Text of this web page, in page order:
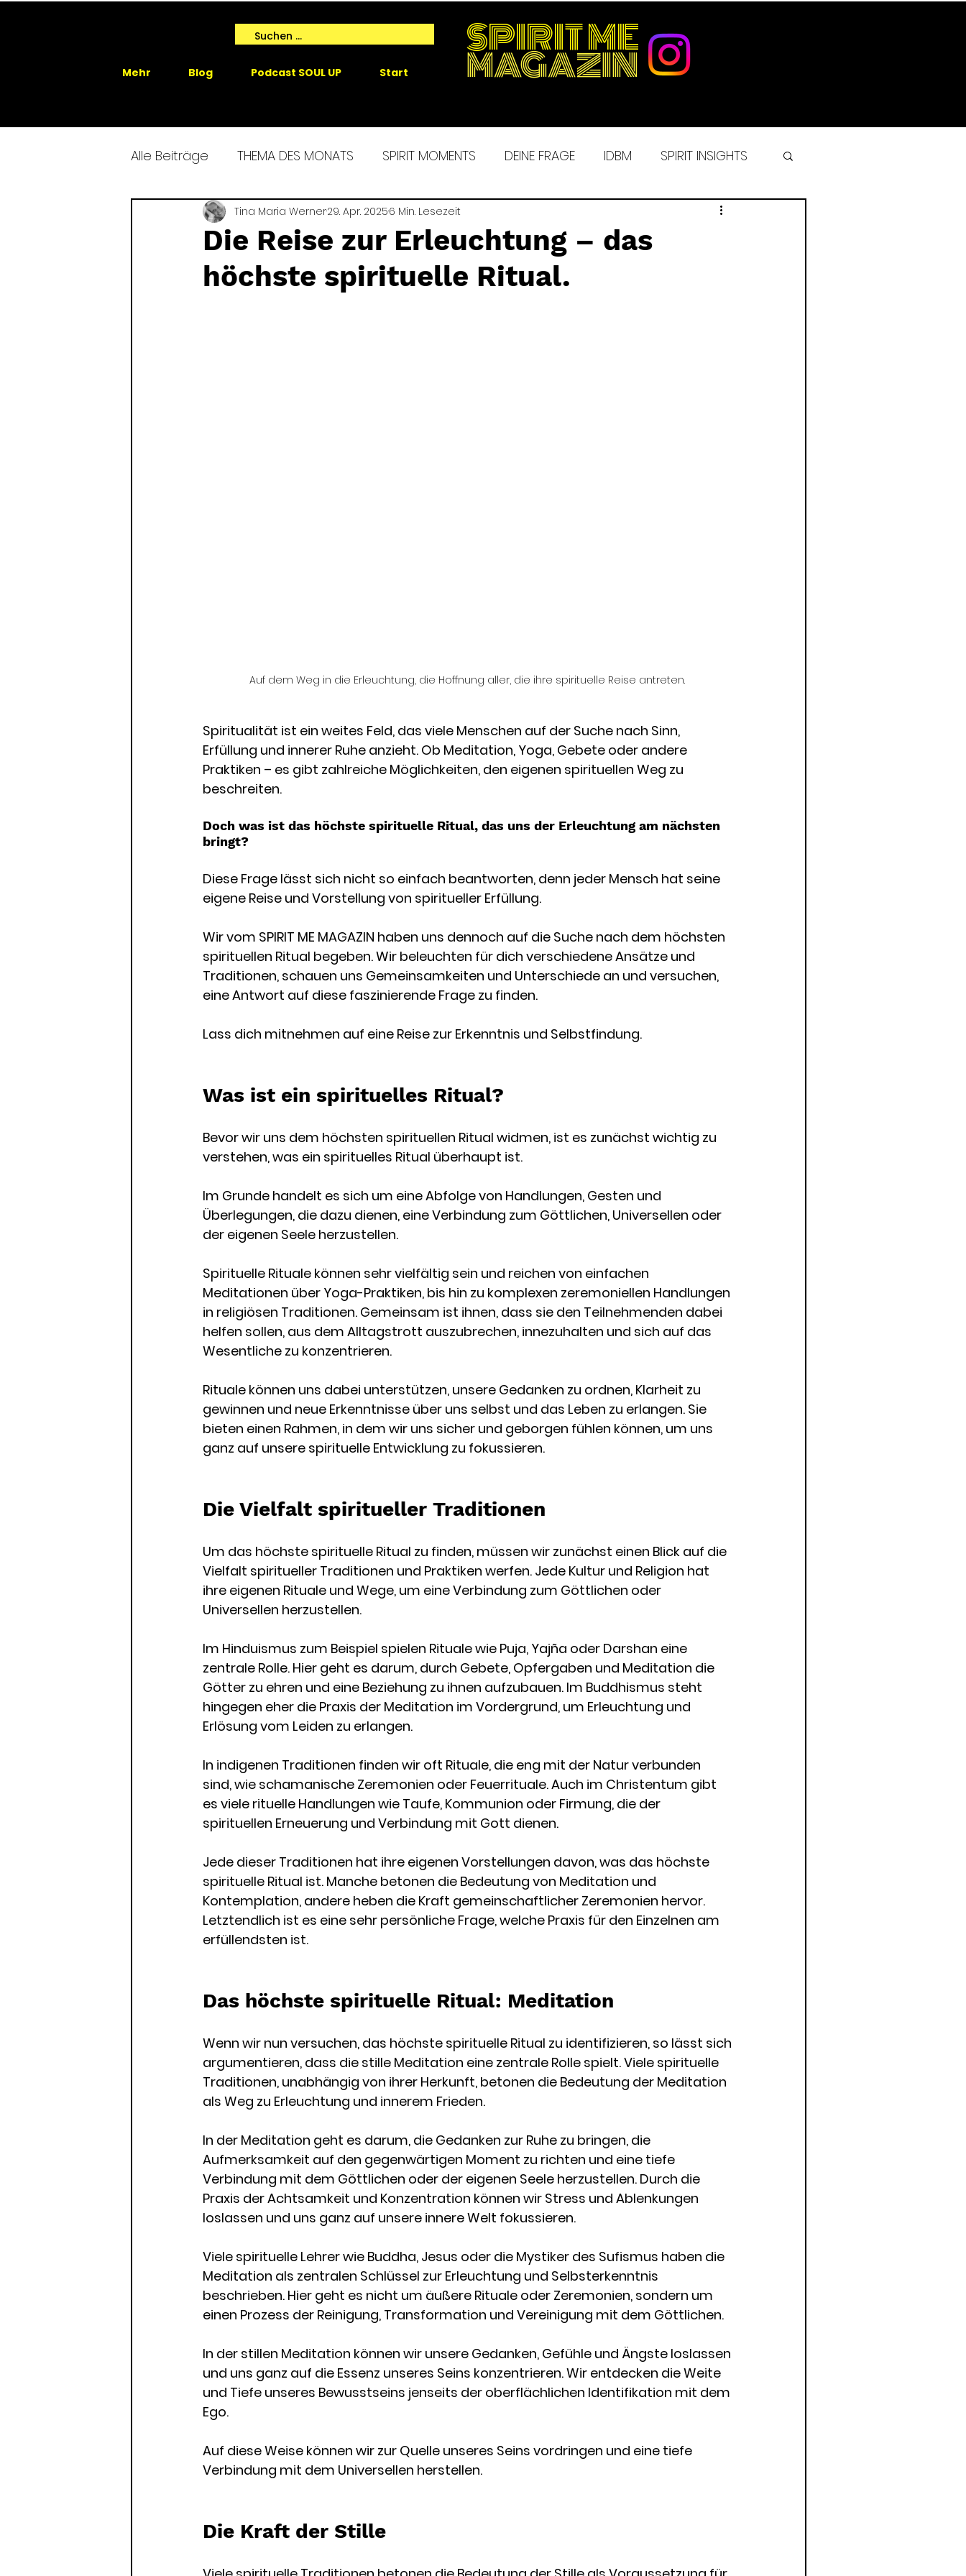
Start
Podcast SOUL UP
Blog
Mehr
SPIRIT ME
MAGAZIN
Alle Beiträge THEMA DES MONATS SPIRIT MOMENTS DEINE FRAGE IDBM SPIRIT INSIGHTS
SPIRIT ME EVENTS SPIRIT ME EXPERIENCE MORGENROUTINE
GAIA SPRICHT
Die Reise zur Erleuchtung – das
höchste spirituelle Ritual.
Tina Maria Werner29. Apr. 20256 Min. Lesezeit
Auf dem Weg in die Erleuchtung, die Hoffnung aller, die ihre spirituelle Reise antreten.
Spiritualität ist ein weites Feld, das viele Menschen auf der Suche nach Sinn,
Erfüllung und innerer Ruhe anzieht. Ob Meditation, Yoga, Gebete oder andere
Praktiken – es gibt zahlreiche Möglichkeiten, den eigenen spirituellen Weg zu
beschreiten.
Doch was ist das höchste spirituelle Ritual, das uns der Erleuchtung am nächsten
bringt?
Diese Frage lässt sich nicht so einfach beantworten, denn jeder Mensch hat seine
eigene Reise und Vorstellung von spiritueller Erfüllung.
Wir vom SPIRIT ME MAGAZIN haben uns dennoch auf die Suche nach dem höchsten
spirituellen Ritual begeben. Wir beleuchten für dich verschiedene Ansätze und
Traditionen, schauen uns Gemeinsamkeiten und Unterschiede an und versuchen,
eine Antwort auf diese faszinierende Frage zu finden.
Lass dich mitnehmen auf eine Reise zur Erkenntnis und Selbstfindung.
Was ist ein spirituelles Ritual?
Bevor wir uns dem höchsten spirituellen Ritual widmen, ist es zunächst wichtig zu
verstehen, was ein spirituelles Ritual überhaupt ist.
Im Grunde handelt es sich um eine Abfolge von Handlungen, Gesten und
Überlegungen, die dazu dienen, eine Verbindung zum Göttlichen, Universellen oder
der eigenen Seele herzustellen.
Spirituelle Rituale können sehr vielfältig sein und reichen von einfachen
Meditationen über Yoga-Praktiken, bis hin zu komplexen zeremoniellen Handlungen
in religiösen Traditionen. Gemeinsam ist ihnen, dass sie den Teilnehmenden dabei
helfen sollen, aus dem Alltagstrott auszubrechen, innezuhalten und sich auf das
Wesentliche zu konzentrieren.
Rituale können uns dabei unterstützen, unsere Gedanken zu ordnen, Klarheit zu
gewinnen und neue Erkenntnisse über uns selbst und das Leben zu erlangen. Sie
bieten einen Rahmen, in dem wir uns sicher und geborgen fühlen können, um uns
ganz auf unsere spirituelle Entwicklung zu fokussieren.
Die Vielfalt spiritueller Traditionen
Um das höchste spirituelle Ritual zu finden, müssen wir zunächst einen Blick auf die
Vielfalt spiritueller Traditionen und Praktiken werfen. Jede Kultur und Religion hat
ihre eigenen Rituale und Wege, um eine Verbindung zum Göttlichen oder
Universellen herzustellen.
Im Hinduismus zum Beispiel spielen Rituale wie Puja, Yajña oder Darshan eine
zentrale Rolle. Hier geht es darum, durch Gebete, Opfergaben und Meditation die
Götter zu ehren und eine Beziehung zu ihnen aufzubauen. Im Buddhismus steht
hingegen eher die Praxis der Meditation im Vordergrund, um Erleuchtung und
Erlösung vom Leiden zu erlangen.
In indigenen Traditionen finden wir oft Rituale, die eng mit der Natur verbunden
sind, wie schamanische Zeremonien oder Feuerrituale. Auch im Christentum gibt
es viele rituelle Handlungen wie Taufe, Kommunion oder Firmung, die der
spirituellen Erneuerung und Verbindung mit Gott dienen.
Jede dieser Traditionen hat ihre eigenen Vorstellungen davon, was das höchste
spirituelle Ritual ist. Manche betonen die Bedeutung von Meditation und
Kontemplation, andere heben die Kraft gemeinschaftlicher Zeremonien hervor.
Letztendlich ist es eine sehr persönliche Frage, welche Praxis für den Einzelnen am
erfüllendsten ist.
Das höchste spirituelle Ritual: Meditation
Wenn wir nun versuchen, das höchste spirituelle Ritual zu identifizieren, so lässt sich
argumentieren, dass die stille Meditation eine zentrale Rolle spielt. Viele spirituelle
Traditionen, unabhängig von ihrer Herkunft, betonen die Bedeutung der Meditation
als Weg zu Erleuchtung und innerem Frieden.
In der Meditation geht es darum, die Gedanken zur Ruhe zu bringen, die
Aufmerksamkeit auf den gegenwärtigen Moment zu richten und eine tiefe
Verbindung mit dem Göttlichen oder der eigenen Seele herzustellen. Durch die
Praxis der Achtsamkeit und Konzentration können wir Stress und Ablenkungen
loslassen und uns ganz auf unsere innere Welt fokussieren.
Viele spirituelle Lehrer wie Buddha, Jesus oder die Mystiker des Sufismus haben die
Meditation als zentralen Schlüssel zur Erleuchtung und Selbsterkenntnis
beschrieben. Hier geht es nicht um äußere Rituale oder Zeremonien, sondern um
einen Prozess der Reinigung, Transformation und Vereinigung mit dem Göttlichen.
In der stillen Meditation können wir unsere Gedanken, Gefühle und Ängste loslassen
und uns ganz auf die Essenz unseres Seins konzentrieren. Wir entdecken die Weite
und Tiefe unseres Bewusstseins jenseits der oberflächlichen Identifikation mit dem
Ego.
Auf diese Weise können wir zur Quelle unseres Seins vordringen und eine tiefe
Verbindung mit dem Universellen herstellen.
Die Kraft der Stille